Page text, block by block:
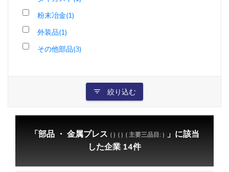
粉末冶金(1)
外装品(1)
その他部品(3)
絞り込む
「部品 ・ 金属プレス ( ) ( ) ( 主要三品目: ) 」に該当
した企業 14件